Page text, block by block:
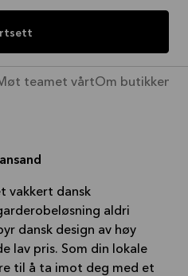
teamet vårtOm butikken
vakkert dansk
aldri
dansk design av høy
lav pris. Som din lokale
til å ta imot deg med et